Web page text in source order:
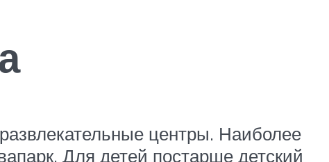
центры. Наиболее
Для детей постарше детский